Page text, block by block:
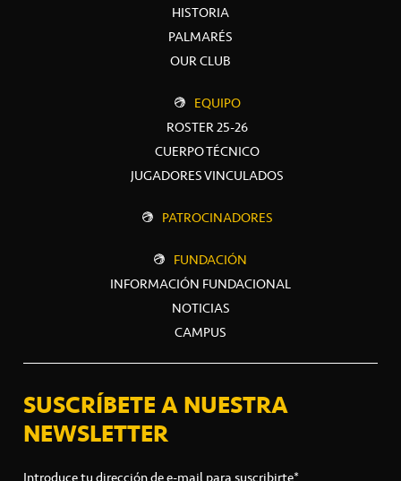
HISTORIA
PALMARÉS
OUR CLUB
EQUIPO
ROSTER 25-26
CUERPO TÉCNICO
JUGADORES VINCULADOS
PATROCINADORES
FUNDACIÓN
INFORMACIÓN FUNDACIONAL
NOTICIAS
CAMPUS
SUSCRÍBETE A NUESTRA
NEWSLETTER